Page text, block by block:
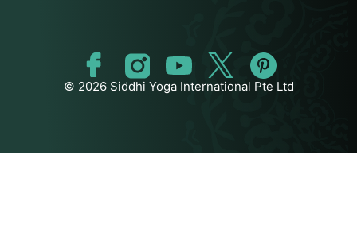
© 2026 Siddhi Yoga International Pte Ltd